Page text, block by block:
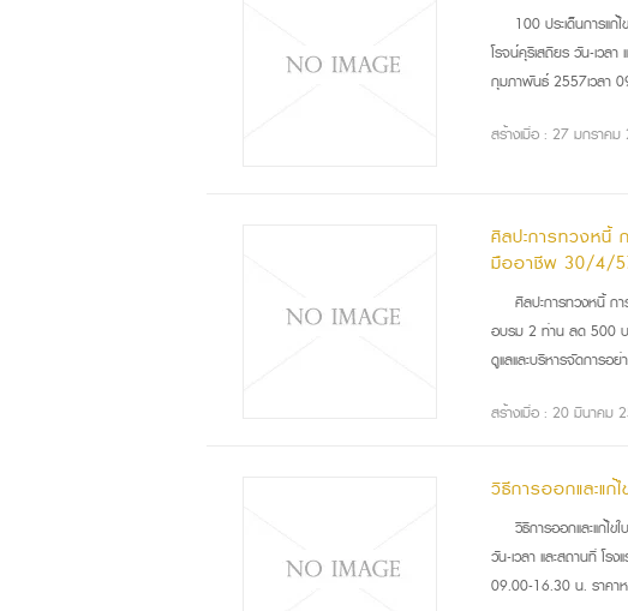
100 ประเด็นการแก้
โรจน์คุรีเสถียร วัน-เวล
กุมภาพันธ์ 2557เวลา
สร้างเมื่อ : 27 มกราค
ศิลปะการทวงหนี้
มืออาชีพ 30/4/
ศิลปะการทวงหนี้ ก
อบรม 2 ท่าน ลด 500 บ
ดูแลและบริหารจัดการอ
สร้างเมื่อ : 20 มีนาคม
วิธีการออกและแก้
วิธีการออกและแก้
วัน-เวลา และสถานที่ โ
09.00-16.30 น. ราคา